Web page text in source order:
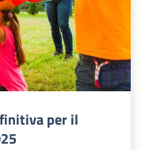
per il